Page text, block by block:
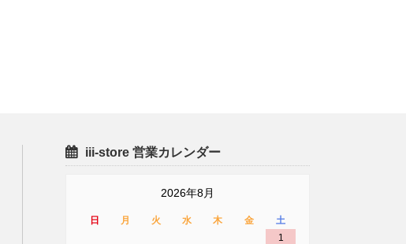
iii-store 営業カレンダー
2026年8月
日 月 火 水 木 金
土
1